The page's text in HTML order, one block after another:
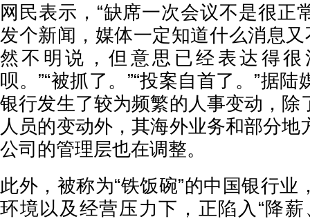
网民表示，“缺席一次会议不是很正
发个新闻，媒体一定知道什么消息又
然不明说，但意思已经表达得很
呗。”“被抓了。”“投案自首了。”据
银行发生了较为频繁的人事变动，除
人员的变动外，其海外业务和部分地
公司的管理层也在调整。
此外，被称为“铁饭碗”的中国银行业
环境以及经营压力下，正陷入“降